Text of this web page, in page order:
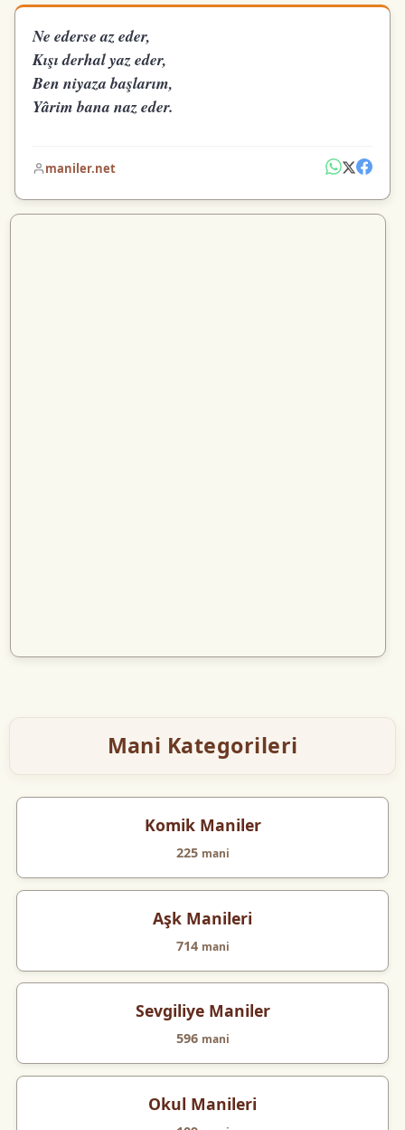
Ne ederse az eder,
Kışı derhal yaz eder,
Ben niyaza başlarım,
Yârim bana naz eder.
maniler.net
Mani Kategorileri
Komik Maniler
225 mani
Aşk Manileri
714 mani
Sevgiliye Maniler
596 mani
Okul Manileri